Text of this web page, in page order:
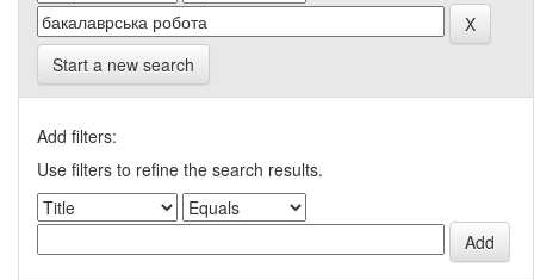
Start a new search
Add filters:
Use filters to refine the search results.